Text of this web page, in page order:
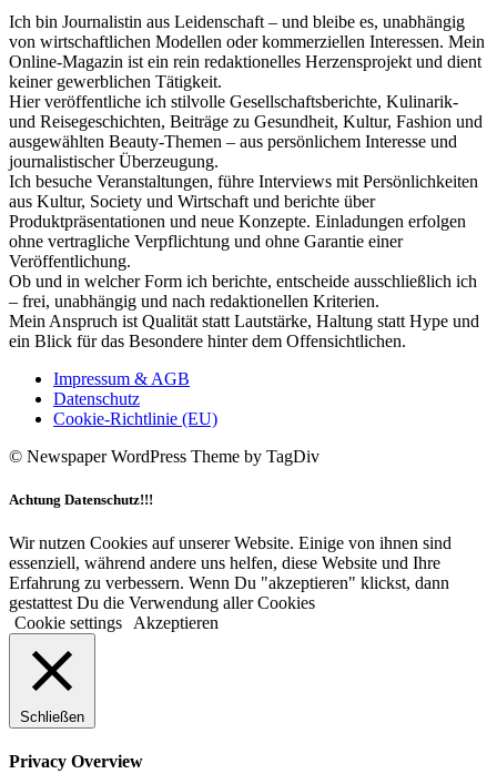
Ich bin Journalistin aus Leidenschaft – und bleibe es, unabhängig
von wirtschaftlichen Modellen oder kommerziellen Interessen. Mein
Online-Magazin ist ein rein redaktionelles Herzensprojekt und dient
keiner gewerblichen Tätigkeit.
Hier veröffentliche ich stilvolle Gesellschaftsberichte, Kulinarik-
und Reisegeschichten, Beiträge zu Gesundheit, Kultur, Fashion und
ausgewählten Beauty-Themen – aus persönlichem Interesse und
journalistischer Überzeugung.
Ich besuche Veranstaltungen, führe Interviews mit Persönlichkeiten
aus Kultur, Society und Wirtschaft und berichte über
Produktpräsentationen und neue Konzepte. Einladungen erfolgen
ohne vertragliche Verpflichtung und ohne Garantie einer
Veröffentlichung.
Ob und in welcher Form ich berichte, entscheide ausschließlich ich
– frei, unabhängig und nach redaktionellen Kriterien.
Mein Anspruch ist Qualität statt Lautstärke, Haltung statt Hype und
ein Blick für das Besondere hinter dem Offensichtlichen.
Impressum & AGB
Datenschutz
Cookie-Richtlinie (EU)
© Newspaper WordPress Theme by TagDiv
Achtung Datenschutz!!!
Wir nutzen Cookies auf unserer Website. Einige von ihnen sind
essenziell, während andere uns helfen, diese Website und Ihre
Erfahrung zu verbessern. Wenn Du "akzeptieren" klickst, dann
gestattest Du die Verwendung aller Cookies
Cookie settings
Akzeptieren
Schließen
Privacy Overview